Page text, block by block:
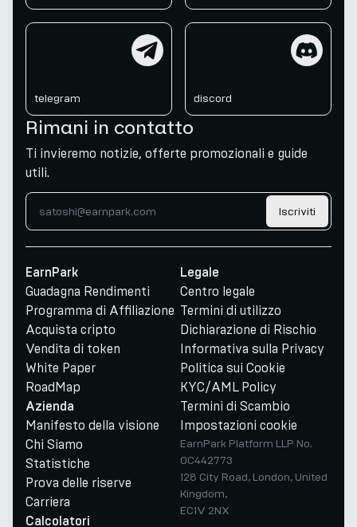
telegram discord
Rimani in contatto
Ti invieremo notizie, offerte promozionali e guide
utili.
Iscriviti
EarnPark
Guadagna Rendimenti
Programma di Affiliazione
Acquista cripto
Vendita di token
White Paper
RoadMap
Azienda
Manifesto della visione
Chi Siamo
Statistiche
Prova delle riserve
Carriera
Calcolatori
Legale
Centro legale
Termini di utilizzo
Dichiarazione di Rischio
Informativa sulla Privacy
Politica sui Cookie
KYC/AML Policy
Termini di Scambio
Impostazioni cookie
EarnPark Platform LLP No.
OC442773
128 City Road, London, United
Kingdom,
EC1V 2NX